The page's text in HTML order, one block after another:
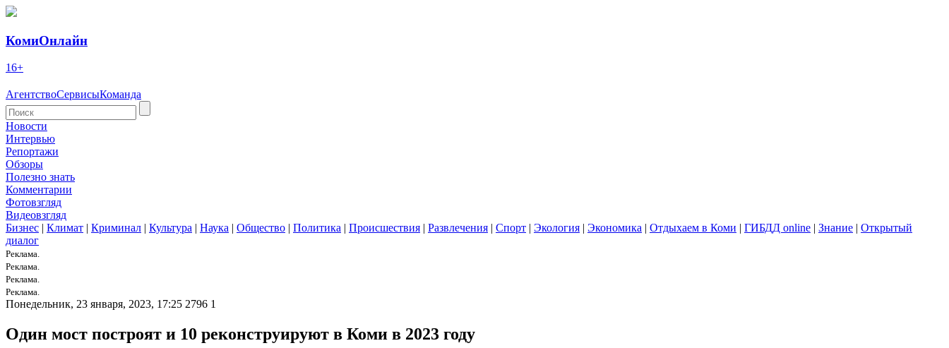
КомиОнлайн
16+
АгентствоСервисыКоманда
Новости
Интервью
Репортажи
Обзоры
Полезно знать
Комментарии
Фотовзгляд
Видеовзгляд
Бизнес | Климат | Криминал | Культура | Наука | Общество | Политика | Происшествия | Развлечения | Спорт | Экология | Экономика | Отдыхаем в Коми | ГИБДД online | Знание | Открытый
диалог
Реклама.
Реклама.
Реклама.
Реклама.
Понедельник, 23 января, 2023, 17:25 2796 1
Один мост построят и 10 реконструируют в Коми в 2023 году